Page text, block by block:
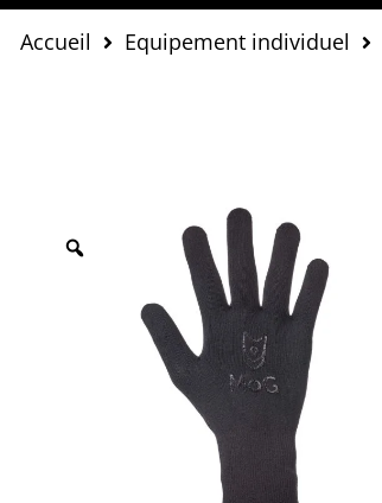
Accueil Equipement individuel